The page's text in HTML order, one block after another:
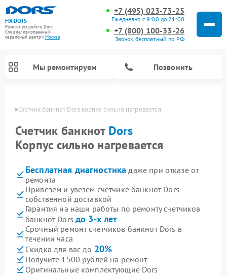
FIX-DORS
Ремонт устройств Dors
Специализированный
cервисный центр г.Москва
+7 (495) 023-73-25
Ежедневно с 9:00 до 21:00
+7 (800) 100-33-26
Звонок бесплатный по РФ
Мы ремонтируем Позвонить
Счетчик банкнот Dors корпус сильно нагревается
Счетчик банкнот Dors
Корпус сильно нагревается
Бесплатная диагностика даже при отказе от
ремонта
Привезем и увезем счетчике банкнот Dors
собственной доставкой
Гарантия на наши работы по ремонту счетчиков
банкнот Dors до 3-х лет
Срочный ремонт счетчиков банкнот Dors в
течении часа
Скидка для вас до 20%
Получите 1500 рублей на ремонт
Оригинальные комплектующие Dors